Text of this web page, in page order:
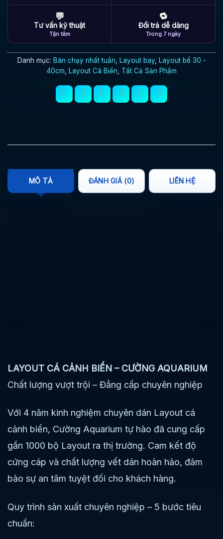
💬
Tư vấn kỹ thuật
Tận tâm
🔁
Đổi trả dễ dàng
Trong 7 ngày
Danh mục: Bán chạy nhất tuần Layout bay,
Layout bể 30 -
40cm
Layout Cá Biển Tất Cả Sản Phẩm
MÔ TẢ ĐÁNH GIÁ (0) LIÊN HỆ
LAYOUT CÁ CẢNH BIỂN – CƯỜNG AQUARIUM
Chất lượng vượt trội – Đẳng cấp chuyên nghiệp
Với 4 năm kinh nghiệm chuyên dán Layout cá
cảnh biển, Cường Aquarium tự hào đã cung cấp
gần 1000 bộ Layout ra thị trường. Cam kết độ
cứng cáp và chất lượng vết dán hoàn hảo, đảm
bảo sự an tâm tuyệt đối cho khách hàng.
Quy trình sản xuất chuyên nghiệp – 5 bước tiêu
chuẩn: